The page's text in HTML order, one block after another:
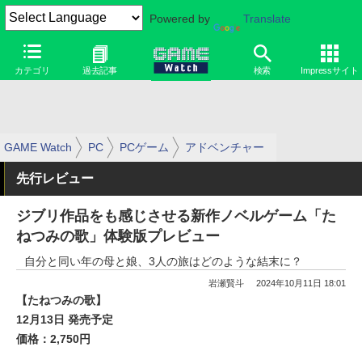
Powered by Translate
カテゴリ 過去記事 検索 Impressサイト
GAME Watch PC PCゲーム アドベンチャー
先行レビュー
ジブリ作品をも感じさせる新作ノベルゲーム「た
ねつみの歌」体験版プレビュー
自分と同い年の母と娘、3人の旅はどのような結末に？
岩瀬賢斗 2024年10月11日 18:01
【たねつみの歌】
12月13日 発売予定
価格：2,750円